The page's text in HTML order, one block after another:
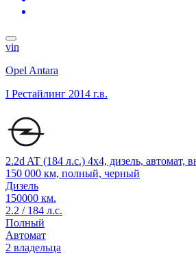
vin
Opel Antara
I Рестайлинг 2014 г.в.
2.2d AT (184 л.с.) 4x4, дизель, автомат,
150 000 км, полный, черный
Дизель
150000 км.
2.2 / 184 л.с.
Полный
Автомат
2 владельца